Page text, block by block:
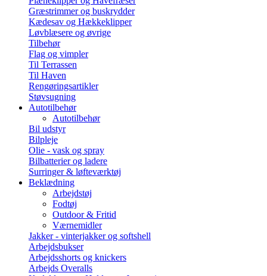
Græstrimmer og buskrydder
Kædesav og Hækkeklipper
Løvblæsere og øvrige
Tilbehør
Flag og vimpler
Til Terrassen
Til Haven
Rengøringsartikler
Støvsugning
Autotilbehør
Autotilbehør
Bil udstyr
Bilpleje
Olie - vask og spray
Bilbatterier og ladere
Surringer & løfteværktøj
Beklædning
Arbejdstøj
Fodtøj
Outdoor & Fritid
Værnemidler
Jakker - vinterjakker og softshell
Arbejdsbukser
Arbejdsshorts og knickers
Arbejds Overalls